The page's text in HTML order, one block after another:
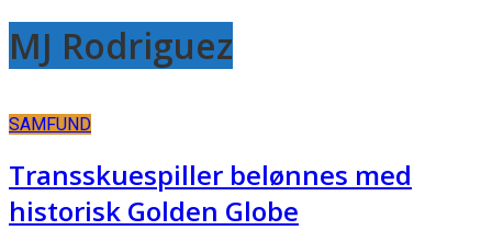
MJ Rodriguez
SAMFUND
Transskuespiller belønnes med
historisk Golden Globe